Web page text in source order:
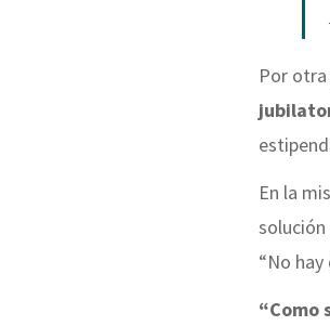
Por
En la
“No
“Como